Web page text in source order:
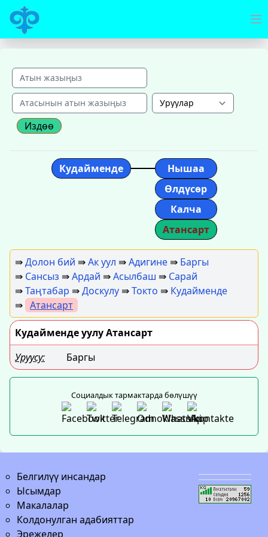
Издөө
Кудайменде
Нышаа
Өлдүсөр
Калча
Атансарт
⇛Долон бий ⇛Ак уул ⇛Адигине ⇛ Баргы
⇛ Сансыз ⇛Ардай ⇛Асылбаш ⇛ Сарай
⇛Таңтабар ⇛Доскулу ⇛Токто ⇛ Кудайменде
⇛ Атансарт
Кудайменде уулу Атансарт
Уруусу:
Баргы
Социалдык тармактарда бөлүшүү
Белгилүү инсандар
Ысымдар
Макалалар
Колдонулган адабияттар
Эрежелер